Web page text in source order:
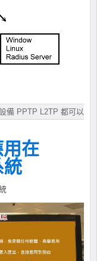
備 PPTP L2TP 都可以
在